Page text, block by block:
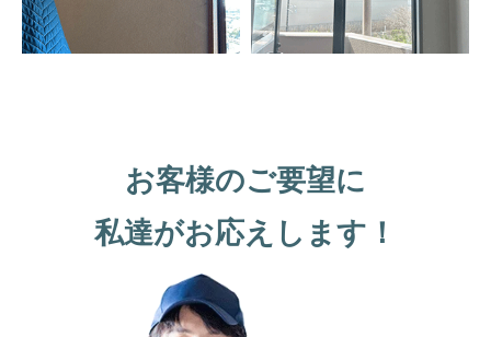
お客様のご要望に
私達がお応えします！